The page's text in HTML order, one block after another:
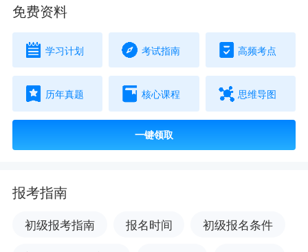
免费资料
学习计划 考试指南 高频考点
历年真题 核心课程 思维导图
一键领取
报考指南
初级报考指南 报名时间
初级报名条件